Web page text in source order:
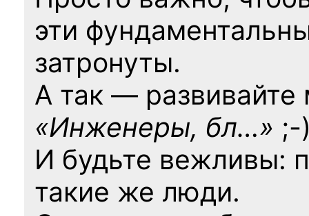
эти
затронуты.
А так — развивайте
«Инженеры, бл…» ;-
И будьте вежливы:
такие же люди.